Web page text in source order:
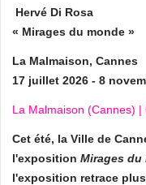
Hervé Di Rosa
« Mirages du monde »
La Malmaison, Cannes
17 juillet 2026 - 8
La Malmaison (Cannes) |
Cet été, la Ville de
l'exposition Mirages du
l'exposition retrace